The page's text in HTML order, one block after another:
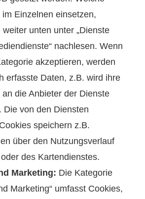
Einzelnen einsetzen,
weiter unten unter „Dienste
nachlesen. Wenn
akzeptieren, werden
erfasste Daten, z.B. wird ihre
an die Anbieter der Dienste
Die von den Diensten
speichern z.B.
über den Nutzungsverlauf
des Kartendienstes.
Marketing: Die Kategorie
Marketing“ umfasst Cookies,